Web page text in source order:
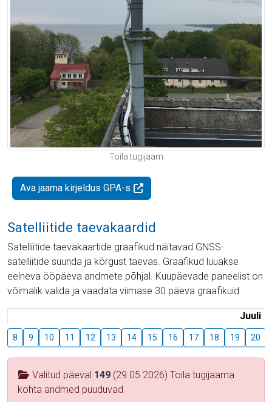
Toila tugijaam
Ava jaama kirjeldus GPA-s
Satelliitide taevakaardid
Satelliitide taevakaartide graafikud näitavad GNSS-
satelliitide suunda ja kõrgust taevas. Graafikud luuakse
eelneva ööpäeva andmete põhjal. Kuupäevade paneelist on
võimalik valida ja vaadata viimase 30 päeva graafikuid.
Juuli
8 9 10 11 12 13 14 15 16 17 18 19 20
Valitud päeval 149 (29.05.2026) Toila tugijaama
kohta andmed puuduvad